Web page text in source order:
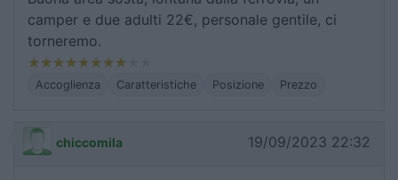
camper e due adulti 22€, personale gentile, ci
torneremo.
Accoglienza Caratteristiche Posizione Prezzo
chiccomila 19/09/2023 22:32